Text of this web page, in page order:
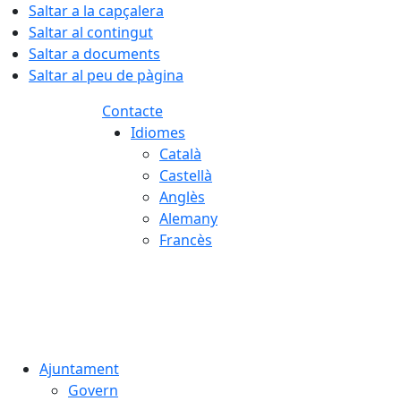
Saltar a la capçalera
Saltar al contingut
Saltar a documents
Saltar al peu de pàgina
Contacte
Idiomes
Català
Castellà
Anglès
Alemany
Francès
Ajuntament
Govern